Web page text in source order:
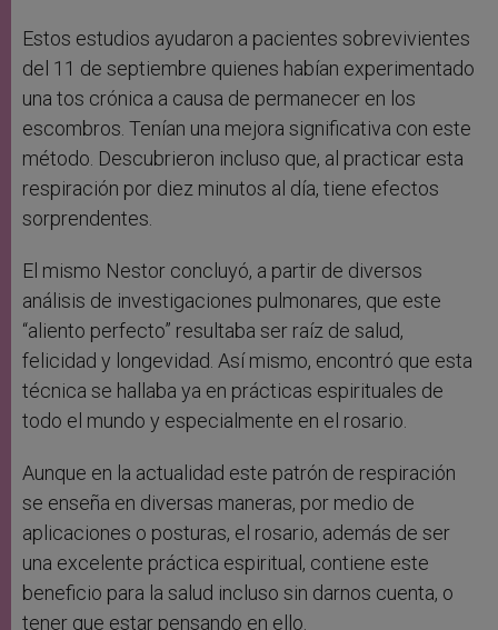
Estos estudios ayudaron a pacientes sobrevivientes
del 11 de septiembre quienes habían experimentado
una tos crónica a causa de permanecer en los
escombros. Tenían una mejora significativa con este
método. Descubrieron incluso que, al practicar esta
respiración por diez minutos al día, tiene efectos
sorprendentes.
El mismo Nestor concluyó, a partir de diversos
análisis de investigaciones pulmonares, que este
“aliento perfecto” resultaba ser raíz de salud,
felicidad y longevidad. Así mismo, encontró que esta
técnica se hallaba ya en prácticas espirituales de
todo el mundo y especialmente en el rosario.
Aunque en la actualidad este patrón de respiración
se enseña en diversas maneras, por medio de
aplicaciones o posturas, el rosario, además de ser
una excelente práctica espiritual, contiene este
beneficio para la salud incluso sin darnos cuenta, o
tener que estar pensando en ello.